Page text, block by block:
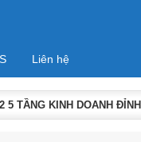
Liên hệ
5 TẦNG KINH DOANH